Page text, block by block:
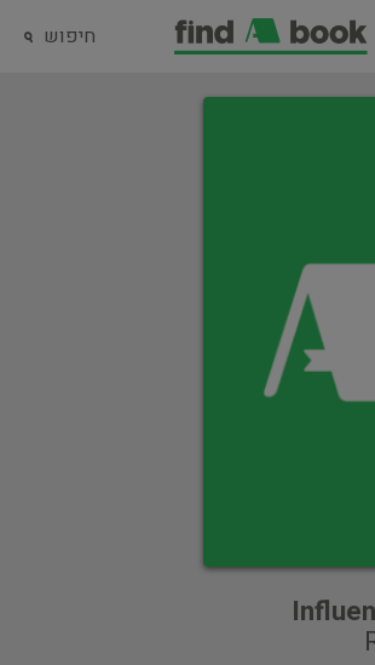
חיפוש